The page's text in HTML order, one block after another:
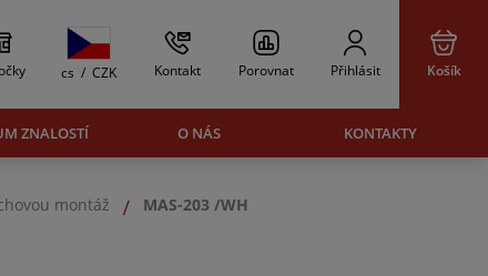
cs / CZK Kontakt Porovnat Přihlásit Košík
ZNALOSTÍ O NÁS KONTAKTY
montáž MAS-203 /WH